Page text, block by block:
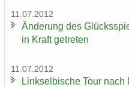
11.07.2012
Än­de­rung des
in Kraft ge­tre­ten
11.07.2012
Linksel­bi­sche Tour